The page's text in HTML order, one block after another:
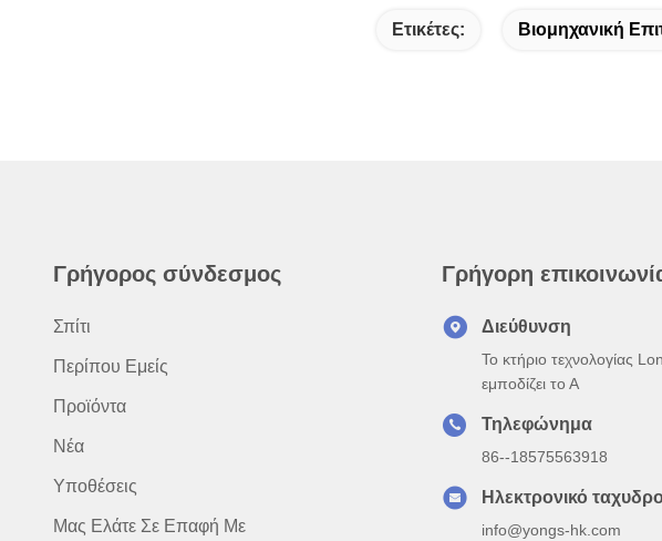
Ετικέτες: Βιομηχανική
Γρήγορος σύνδεσμος
Σπίτι
Περίπου Εμείς
Προϊόντα
Νέα
Υποθέσεις
Μας Ελάτε Σε Επαφή Με
Γρήγορη
Διεύθυνση
Το κτήριο τεχνολογίας
εμποδίζει το Α
Τηλεφώνημα
86--18575563918
Ηλεκτρονικό
info@yongs-hk.com